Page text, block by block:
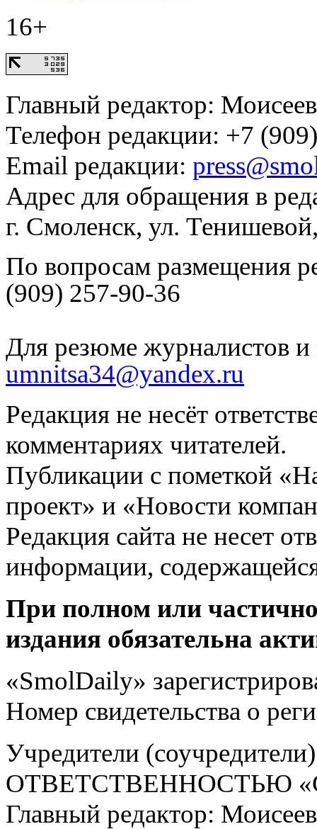
16+
Главный редактор:
Телефон редакции: +7
Email редакции:
Адрес для обращения в
г. Смоленск, ул.
По вопросам размещения
(909) 257-90-36
Для резюме журналистов и
umnitsa34@yandex.ru
Редакция не несёт
комментариях читателей.
Публикации с пометкой
проект» и «Новости
Редакция сайта не несет
информации,
При полном или
издания обязательна
«SmolDaily»
Номер свидетельства о
Учредители
ОТВЕТСТВЕННОСТЬЮ
Главный редактор: